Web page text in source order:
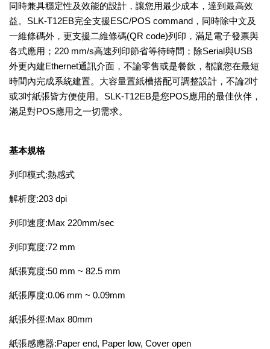
同時兼具穩定性及效能的設計，讓您用最少成本，達到最高效
益。SLK-T12EB完全支援ESC/POS command，同時除中文及
一維條碼外，更支援二維條碼(QR code)列印，滿足電子發票與
各式應用；220 mm/s高速列印節省等待時間；除Serial與USB
外更內建Ethernet通訊介面，不論零售或是餐飲，都讓您在最短
時間內完成系統建置。大容量置紙槽搭配可調整設計，不論2吋
或3吋紙張皆方便使用。SLK-T12EB是您POS應用的最佳伙伴，
滿足對POS應用之一切需求。
基本規格
列印模式:熱感式
解析度:203 dpi
列印速度:Max 220mm/sec
列印寬度:72 mm
紙張寬度:50 mm ~ 82.5 mm
紙張厚度:0.06 mm ~ 0.09mm
紙張外徑:Max 80mm
紙張感應器:Paper end, Paper low, Cover open